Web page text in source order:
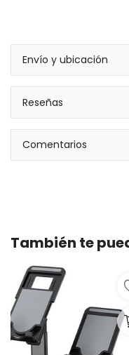
Envío y ubicación
Reseñas
Comentarios
También te